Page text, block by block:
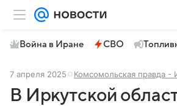
Война в Иране СВО
7 апреля 2025 Комсомольская правда -
В Иркутской